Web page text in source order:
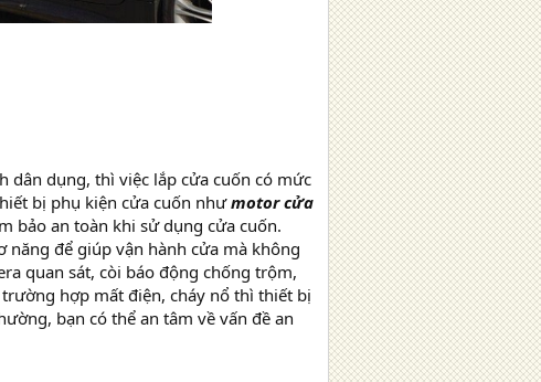
dân dụng, thì việc lắp cửa cuốn có mức
bị phụ kiện cửa cuốn nhưmotor cửa
bảo an toàn khi sử dụng cửa cuốn.
để giúp vận hành cửa mà không
quan sát, còi báo động chống trộm,
hợp mất điện, cháy nổ thì thiết bị
bạn có thể an tâm về vấn đề an